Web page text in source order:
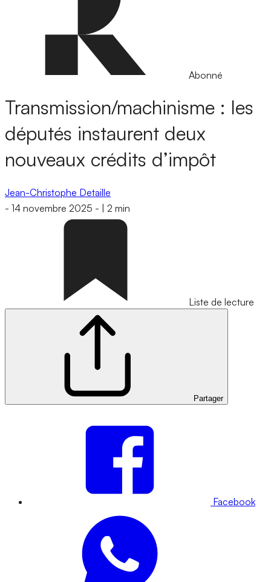
Abonné
Transmission/machinisme : les
députés instaurent deux
nouveaux crédits d’impôt
Jean-Christophe Detaille
- 14 novembre 2025 - 2 min
Liste de lecture
Partager
Facebook